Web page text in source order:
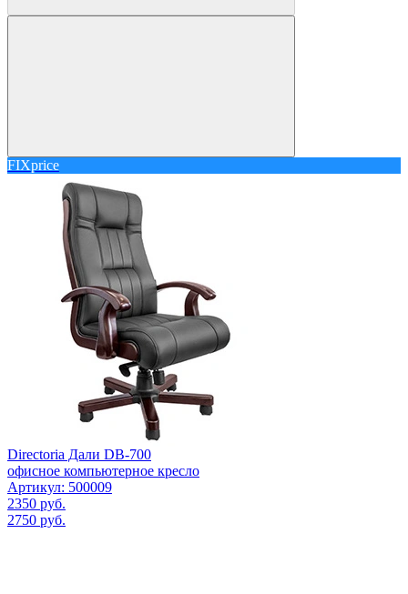
FIXprice
Directoria Дали DB-700
офисное компьютерное кресло
Артикул: 500009
2350 руб.
2750 руб.